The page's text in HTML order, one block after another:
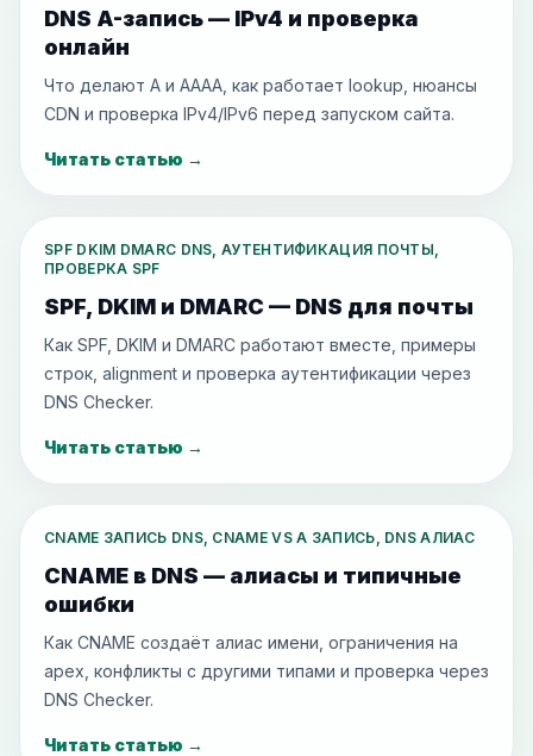
DNS A-запись — IPv4 и проверка
онлайн
Что делают A и AAAA, как работает lookup, нюансы
CDN и проверка IPv4/IPv6 перед запуском сайта.
Читать статью →
SPF DKIM DMARC DNS, АУТЕНТИФИКАЦИЯ ПОЧТЫ,
ПРОВЕРКА SPF
SPF, DKIM и DMARC — DNS для почты
Как SPF, DKIM и DMARC работают вместе, примеры
строк, alignment и проверка аутентификации через
DNS Checker.
Читать статью →
CNAME ЗАПИСЬ DNS, CNAME VS A ЗАПИСЬ, DNS АЛИАС
CNAME в DNS — алиасы и типичные
ошибки
Как CNAME создаёт алиас имени, ограничения на
apex, конфликты с другими типами и проверка через
DNS Checker.
Читать статью →